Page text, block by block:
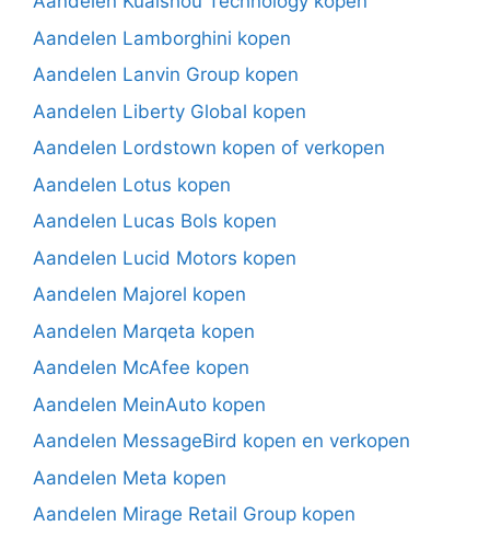
Aandelen Lamborghini kopen
Aandelen Lanvin Group kopen
Aandelen Liberty Global kopen
Aandelen Lordstown kopen of verkopen
Aandelen Lotus kopen
Aandelen Lucas Bols kopen
Aandelen Lucid Motors kopen
Aandelen Majorel kopen
Aandelen Marqeta kopen
Aandelen McAfee kopen
Aandelen MeinAuto kopen
Aandelen MessageBird kopen en verkopen
Aandelen Meta kopen
Aandelen Mirage Retail Group kopen